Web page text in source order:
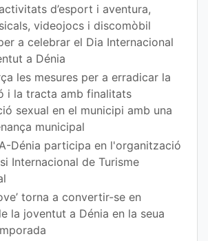
d’esport i aventura,
videojocs i discomòbil
a celebrar el Dia Internacional
a Dénia
les mesures per a erradicar la
i la tracta amb finalitats
sexual en el municipi amb una
municipal
Dénia participa en l'organització
Internacional de Turisme
torna a convertir-se en
la joventut a Dénia en la seua